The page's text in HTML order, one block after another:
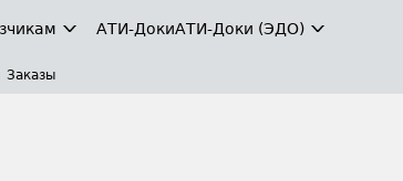
АТИ-ДокиАТИ-Доки (ЭДО)
Заказы